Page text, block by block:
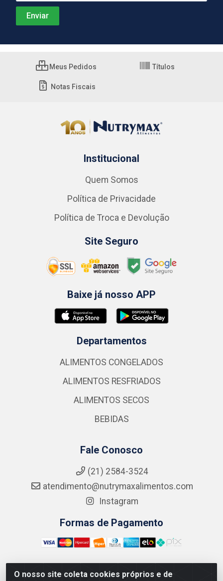
O nosso site coleta cookies próprios e de
Meus Pedidos Títulos
Notas Fiscais
Institucional
Quem Somos
Política de Privacidade
Política de Troca e Devolução
Site Seguro
Baixe já nosso APP
Departamentos
ALIMENTOS CONGELADOS
ALIMENTOS RESFRIADOS
ALIMENTOS SECOS
BEBIDAS
Fale Conosco
(21) 2584-3524
atendimento@nutrymaxalimentos.com
Instagram
Formas de Pagamento